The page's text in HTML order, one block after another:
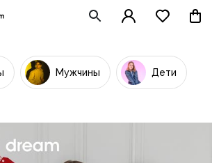
Мужчины Дети